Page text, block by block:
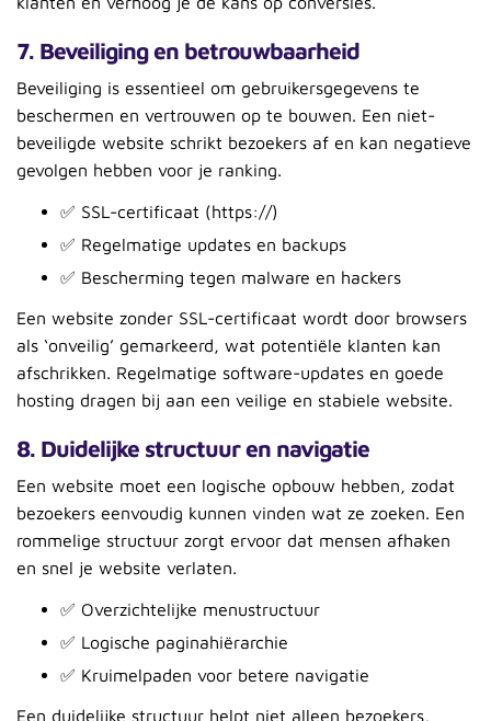
7. Beveiliging en betrouwbaarheid
Beveiliging is essentieel om gebruikersgegevens te
beschermen en vertrouwen op te bouwen. Een niet-
beveiligde website schrikt bezoekers af en kan negatieve
gevolgen hebben voor je ranking.
✅ SSL-certificaat (https://)
✅ Regelmatige updates en backups
✅ Bescherming tegen malware en hackers
Een website zonder SSL-certificaat wordt door browsers
als ‘onveilig’ gemarkeerd, wat potentiële klanten kan
afschrikken. Regelmatige software-updates en goede
hosting dragen bij aan een veilige en stabiele website.
8. Duidelijke structuur en navigatie
Een website moet een logische opbouw hebben, zodat
bezoekers eenvoudig kunnen vinden wat ze zoeken. Een
rommelige structuur zorgt ervoor dat mensen afhaken
en snel je website verlaten.
✅ Overzichtelijke menustructuur
✅ Logische paginahiërarchie
✅ Kruimelpaden voor betere navigatie
Een duidelijke structuur helpt niet alleen bezoekers,